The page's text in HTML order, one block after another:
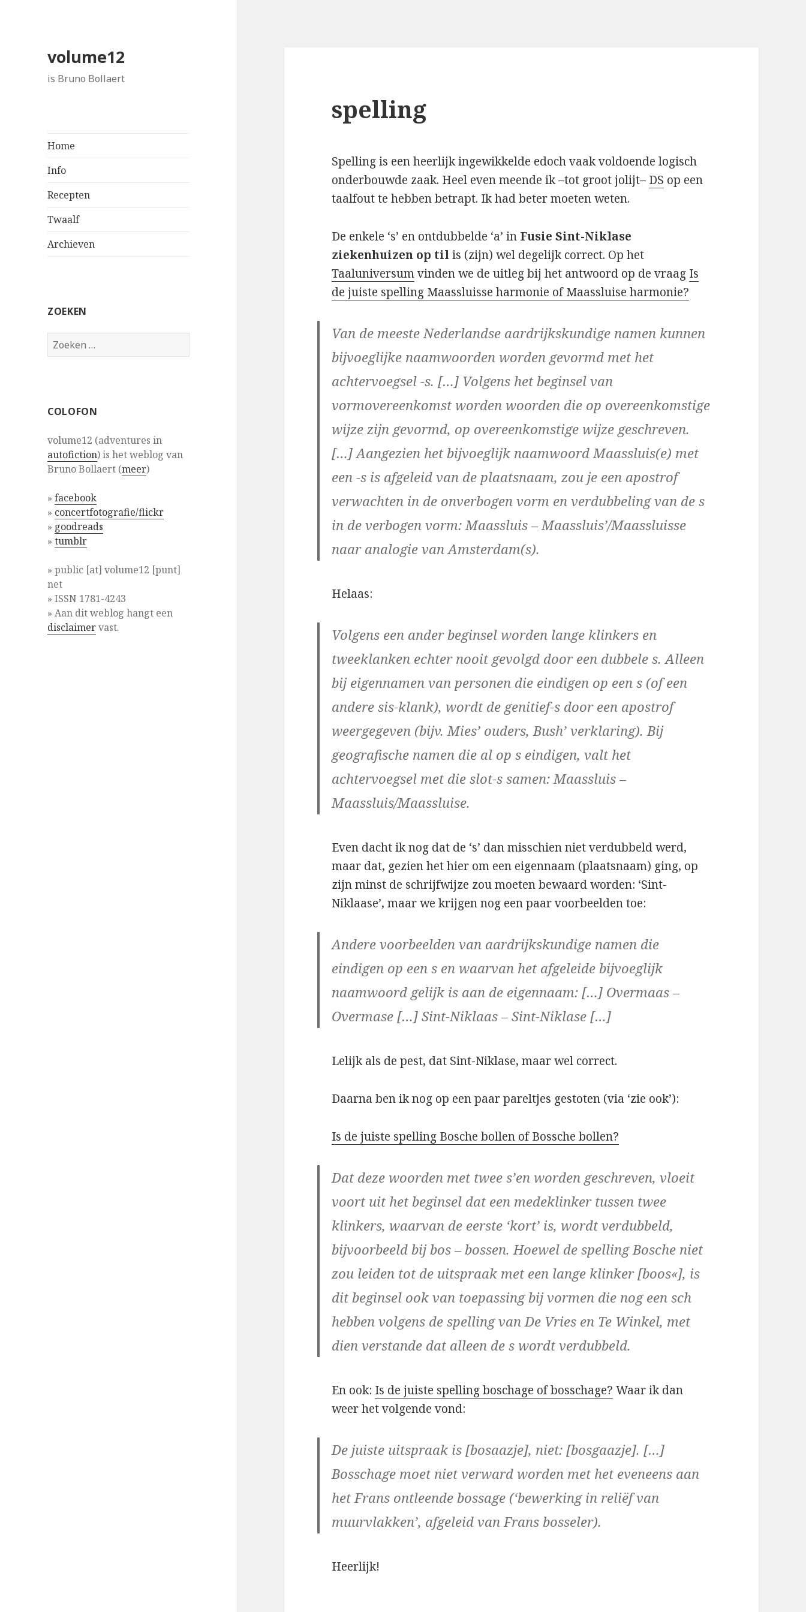
volume12
is Bruno Bollaert
Home
Info
Recepten
Twaalf
Archieven
ZOEKEN
Zoeken
naar:
COLOFON
volume12 (adventures in
autofiction) is het weblog van
Bruno Bollaert (meer)
»facebook
» concertfotografie/flickr
» goodreads
»tumblr
» public [at] volume12 [punt]
net
» ISSN 1781-4243
» Aan dit weblog hangt een
disclaimervast.
spelling
Spelling is een heerlijk ingewikkelde edoch vaak voldoende logisch
onderbouwde zaak. Heel even meende ik –tot groot jolijt– DS op een
taalfout te hebben betrapt. Ik had beter moeten weten.
De enkele ‘s’ en ontdubbelde ‘a’ in Fusie Sint-Niklase
ziekenhuizen op til is (zijn) wel degelijk correct. Op het
Taaluniversumvinden we de uitleg bij het antwoord op de vraag Is
de juiste spelling Maassluisse harmonie of Maassluise harmonie?
Van de meeste Nederlandse aardrijkskundige namen kunnen
bijvoeglijke naamwoorden worden gevormd met het
achtervoegsel -s. […] Volgens het beginsel van
vormovereenkomst worden woorden die op overeenkomstige
wijze zijn gevormd, op overeenkomstige wijze geschreven.
[…] Aangezien het bijvoeglijk naamwoord Maassluis(e) met
een -s is afgeleid van de plaatsnaam, zou je een apostrof
verwachten in de onverbogen vorm en verdubbeling van de s
in de verbogen vorm: Maassluis – Maassluis’/Maassluisse
naar analogie van Amsterdam(s).
Helaas:
Volgens een ander beginsel worden lange klinkers en
tweeklanken echter nooit gevolgd door een dubbele s. Alleen
bij eigennamen van personen die eindigen op een s (of een
andere sis-klank), wordt de genitief-s door een apostrof
weergegeven (bijv. Mies’ ouders, Bush’ verklaring). Bij
geografische namen die al op s eindigen, valt het
achtervoegsel met die slot-s samen: Maassluis –
Maassluis/Maassluise.
Even dacht ik nog dat de ‘s’ dan misschien niet verdubbeld werd,
maar dat, gezien het hier om een eigennaam (plaatsnaam) ging, op
zijn minst de schrijfwijze zou moeten bewaard worden: ‘Sint-
Niklaase’, maar we krijgen nog een paar voorbeelden toe:
Andere voorbeelden van aardrijkskundige namen die
eindigen op een s en waarvan het afgeleide bijvoeglijk
naamwoord gelijk is aan de eigennaam: […] Overmaas –
Overmase […] Sint-Niklaas – Sint-Niklase […]
Lelijk als de pest, dat Sint-Niklase, maar wel correct.
Daarna ben ik nog op een paar pareltjes gestoten (via ‘zie ook’):
Is de juiste spelling Bosche bollen of Bossche bollen?
Dat deze woorden met twee s’en worden geschreven, vloeit
voort uit het beginsel dat een medeklinker tussen twee
klinkers, waarvan de eerste ‘kort’ is, wordt verdubbeld,
bijvoorbeeld bij bos – bossen. Hoewel de spelling Bosche niet
zou leiden tot de uitspraak met een lange klinker [boos«], is
dit beginsel ook van toepassing bij vormen die nog een sch
hebben volgens de spelling van De Vries en Te Winkel, met
dien verstande dat alleen de s wordt verdubbeld.
En ook: Is de juiste spelling boschage of bosschage? Waar ik dan
weer het volgende vond:
De juiste uitspraak is [bosaazje], niet: [bosgaazje]. […]
Bosschage moet niet verward worden met het eveneens aan
het Frans ontleende bossage (‘bewerking in reliëf van
muurvlakken’, afgeleid van Frans bosseler).
Heerlijk!